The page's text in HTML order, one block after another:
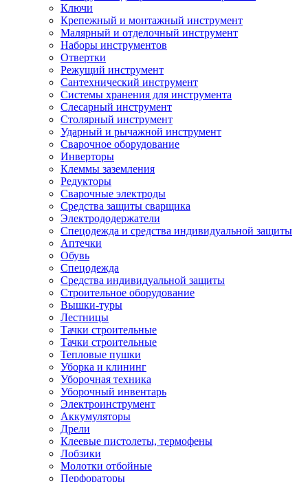
Ключи
Крепежный и монтажный инструмент
Малярный и отделочный инструмент
Наборы инструментов
Отвертки
Режущий инструмент
Сантехнический инструмент
Системы хранения для инструмента
Слесарный инструмент
Столярный инструмент
Ударный и рычажной инструмент
Сварочное оборудование
Инверторы
Клеммы заземления
Редукторы
Сварочные электроды
Средства защиты сварщика
Электрододержатели
Спецодежда и средства индивидуальной защиты
Аптечки
Обувь
Спецодежда
Средства индивидуальной защиты
Строительное оборудование
Вышки-туры
Лестницы
Тачки строительные
Тачки строительные
Тепловые пушки
Уборка и клининг
Уборочная техника
Уборочный инвентарь
Электроинструмент
Аккумуляторы
Дрели
Клеевые пистолеты, термофены
Лобзики
Молотки отбойные
Перфораторы